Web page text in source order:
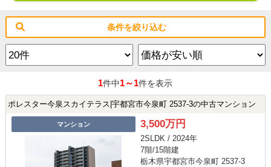
条件を絞り込む
1件中1～1件を表示
ポレスター今泉スカイテラス|宇都宮市今泉町 2537-3の中古マンション
マンション 3,500万円
2SLDK / 2024年
7階/15階建
栃木県宇都宮市今泉町 2537-3